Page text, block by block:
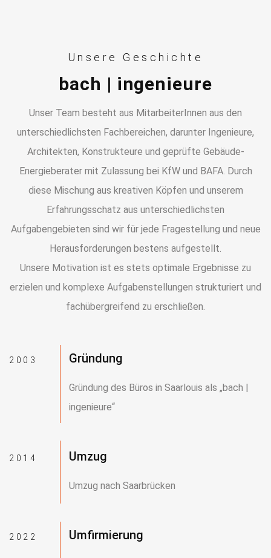
Unsere Geschichte
bach | ingenieure
Unser Team besteht aus MitarbeiterInnen aus den
unterschiedlichsten Fachbereichen, darunter Ingenieure,
Architekten, Konstrukteure und geprüfte Gebäude-
Energieberater mit Zulassung bei KfW und BAFA. Durch
diese Mischung aus kreativen Köpfen und unserem
Erfahrungsschatz aus unterschiedlichsten
Aufgabengebieten sind wir für jede Fragestellung und neue
Herausforderungen bestens aufgestellt.
Unsere Motivation ist es stets optimale Ergebnisse zu
erzielen und komplexe Aufgabenstellungen strukturiert und
fachübergreifend zu erschließen.
2003 Gründung
Gründung des Büros in Saarlouis als „bach |
ingenieure“
2014 Umzug
Umzug nach Saarbrücken
2022 Umfirmierung